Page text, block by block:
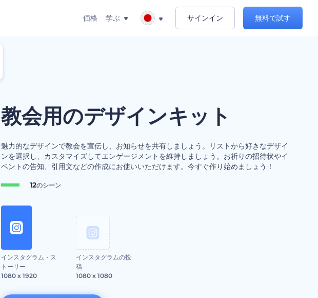
価格 学ぶ サインイン 無料で試す
教会用のデザインキット
魅力的なデザインで教会を宣伝し、お知らせを共有しましょう。リストから好きなデザイ
ンを選択し、カスタマイズしてエンゲージメントを維持しましょう。お祈りの招待状やイ
ベントの告知、引用文などの作成にお使いいただけます。今すぐ作り始めましょう！
12のシーン
インスタグラム・ス
トーリー
1080 x 1920
インスタグラムの投
稿
1080 x 1080